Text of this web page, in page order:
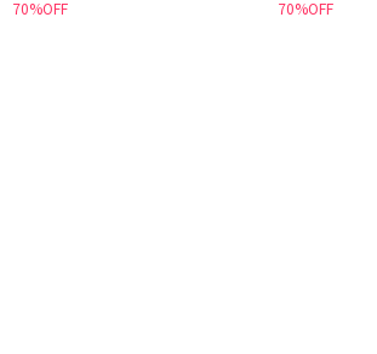
70%OFF 70%OFF